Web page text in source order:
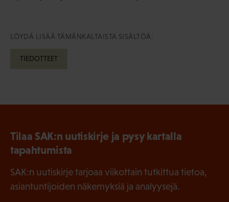
LÖYDÄ LISÄÄ TÄMÄNKALTAISTA SISÄLTÖÄ:
TIEDOTTEET
Tilaa SAK:n uutiskirje ja pysy kartalla
tapahtumista
SAK:n uutiskirje tarjoaa viikottain tutkittua tietoa,
asiantuntijoiden näkemyksiä ja analyysejä.